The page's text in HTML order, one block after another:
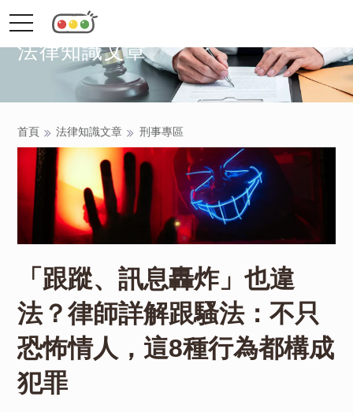
toggle
法律知識文章
首頁 法律知識文章 刑事專區
「跟蹤、訊息轟炸」也違
法？律師詳解跟騷法：不只
恐怖情人，這8種行為都構成
犯罪